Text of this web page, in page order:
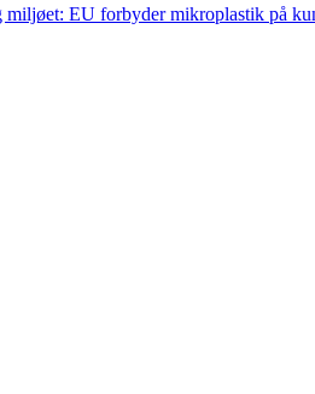
EU forbyder mikroplastik på